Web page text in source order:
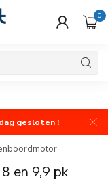
0
gesloten !
en 9,9 pk